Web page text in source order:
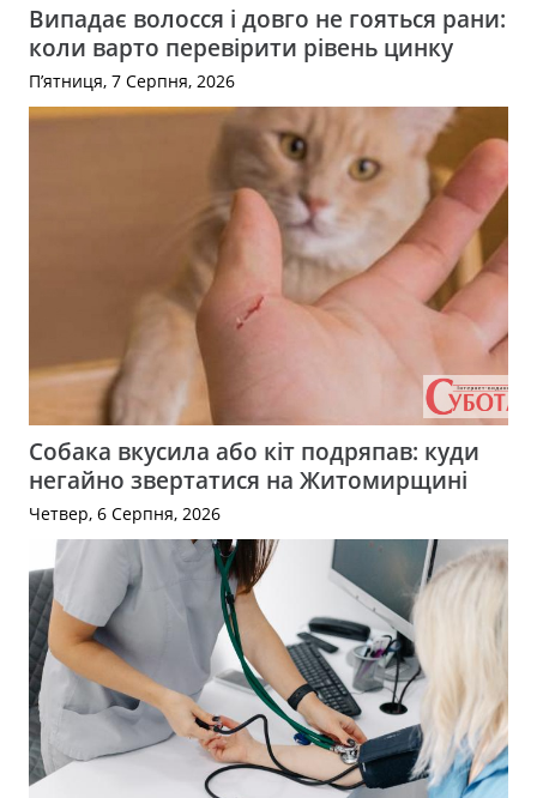
Випадає волосся і довго не гояться рани:
коли варто перевірити рівень цинку
П’ятниця, 7 Серпня, 2026
Собака вкусила або кіт подряпав: куди
негайно звертатися на Житомирщині
Четвер, 6 Серпня, 2026